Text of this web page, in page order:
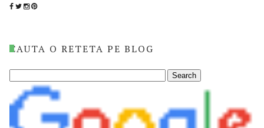
CAUTA O RETETA PE BLOG